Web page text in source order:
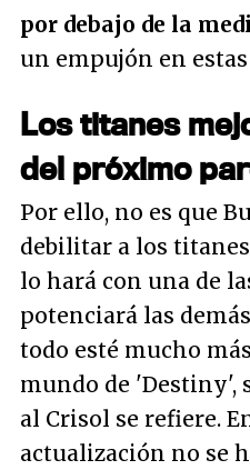
por debajo de la
un empujón en
Los titanes
del próximo
Por ello, no es que
debilitar a los
lo hará con una de
potenciará las
todo esté mucho
mundo de 'Destiny',
al Crisol se refiere.
actualización no se